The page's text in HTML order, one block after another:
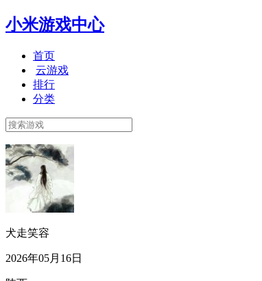
小米游戏中心
首页
云游戏
排行
分类
犬走笑容
2026年05月16日